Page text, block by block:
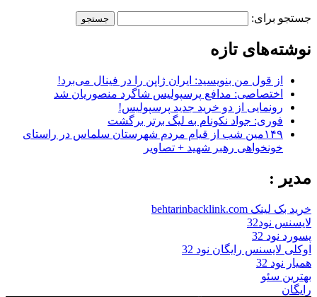
جستجو برای:
نوشته‌های تازه
از قول من بنویسید: ایران ژاپن را در فینال می‌برد!
اختصاصی: مدافع پرسپولیس شاگرد منصوریان شد
رونمایی از دو خرید جدید پرسپولیس!
فوری: جواد نکونام به لیگ برتر برگشت
۱۴۹مین شب از قیام مردم شهرستان سلماس در راستای
خونخواهی رهبر شهید + تصاویر
مدیر :
خرید بک لینک behtarinbacklink.com
لایسنس نود32
پسورد نود 32
اوکلی لایسنس رایگان نود 32
همیار نود 32
بهترین سئو
رایگان